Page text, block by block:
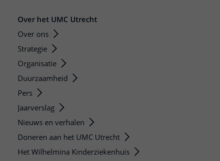
Over het UMC Utrecht
Over ons
Strategie
Organisatie
Duurzaamheid
Pers
Jaarverslag
Nieuws en verhalen
Doneren aan het UMC Utrecht
Het Wilhelmina Kinderziekenhuis